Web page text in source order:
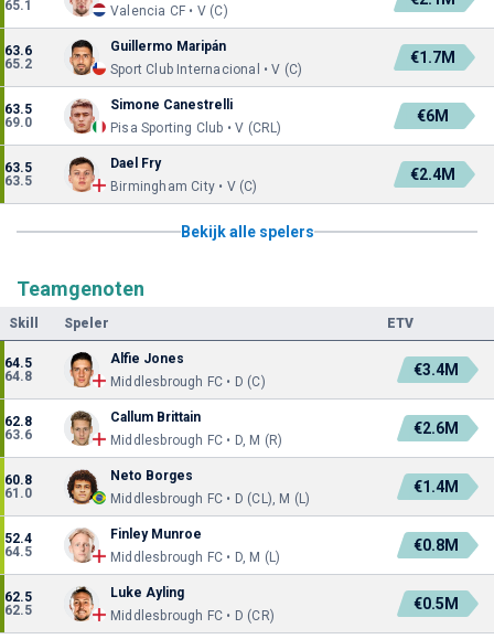
65.1
Valencia CF • V (C)
63.6
65.2
Guillermo Maripán
Sport Club Internacional • V (C)
€1.7M
63.5
69.0
Simone Canestrelli
Pisa Sporting Club • V (CRL)
€6M
63.5
63.5
Dael Fry
Birmingham City • V (C)
€2.4M
Bekijk alle spelers
Teamgenoten
Skill Speler ETV
64.5
64.8
Alfie Jones
Middlesbrough FC • D (C)
€3.4M
62.8
63.6
Callum Brittain
Middlesbrough FC • D, M (R)
€2.6M
60.8
61.0
Neto Borges
Middlesbrough FC • D (CL), M (L)
€1.4M
52.4
64.5
Finley Munroe
Middlesbrough FC • D, M (L)
€0.8M
62.5
62.5
Luke Ayling
Middlesbrough FC • D (CR)
€0.5M